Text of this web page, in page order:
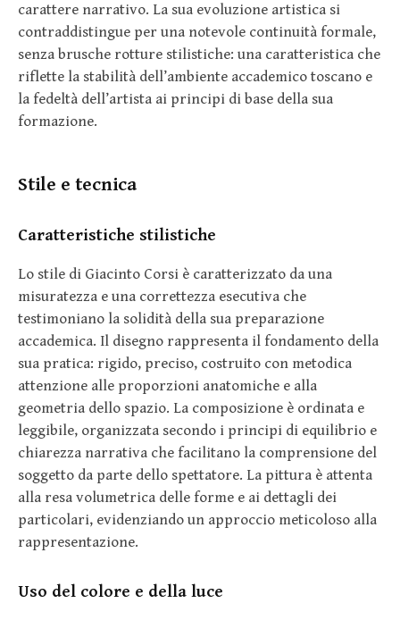
carattere narrativo. La sua evoluzione artistica si
contraddistingue per una notevole continuità formale,
senza brusche rotture stilistiche: una caratteristica che
riflette la stabilità dell’ambiente accademico toscano e
la fedeltà dell’artista ai principi di base della sua
formazione.
Stile e tecnica
Caratteristiche stilistiche
Lo stile di Giacinto Corsi è caratterizzato da una
misuratezza e una correttezza esecutiva che
testimoniano la solidità della sua preparazione
accademica. Il disegno rappresenta il fondamento della
sua pratica: rigido, preciso, costruito con metodica
attenzione alle proporzioni anatomiche e alla
geometria dello spazio. La composizione è ordinata e
leggibile, organizzata secondo i principi di equilibrio e
chiarezza narrativa che facilitano la comprensione del
soggetto da parte dello spettatore. La pittura è attenta
alla resa volumetrica delle forme e ai dettagli dei
particolari, evidenziando un approccio meticoloso alla
rappresentazione.
Uso del colore e della luce